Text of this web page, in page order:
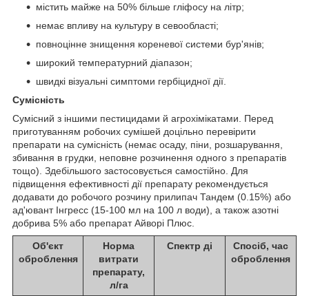
містить майже на 50% більше гліфосу на літр;
немає впливу на культуру в севообласті;
повноцінне знищення кореневої системи бур'янів;
широкий температурний діапазон;
швидкі візуальні симптоми гербіцидної дії.
Сумісність
Сумісний з іншими пестицидами й агрохімікатами. Перед
приготуванням робочих сумішей доцільно перевірити
препарати на сумісність (немає осаду, піни, розшарування,
збивання в грудки, неповне розчинення одного з препаратів
тощо). Здебільшого застосовується самостійно. Для
підвищення ефективності дії препарату рекомендується
додавати до робочого розчину прилипач Тандем (0.15%) або
ад'ювант Інгресс (15-100 мл на 100 л води), а також азотні
добрива 5% або препарат Айворі Плюс.
Об'єкт
оброблення
Норма
витрати
препарату,
л/га
Спектр ді
Спосіб, час
оброблення